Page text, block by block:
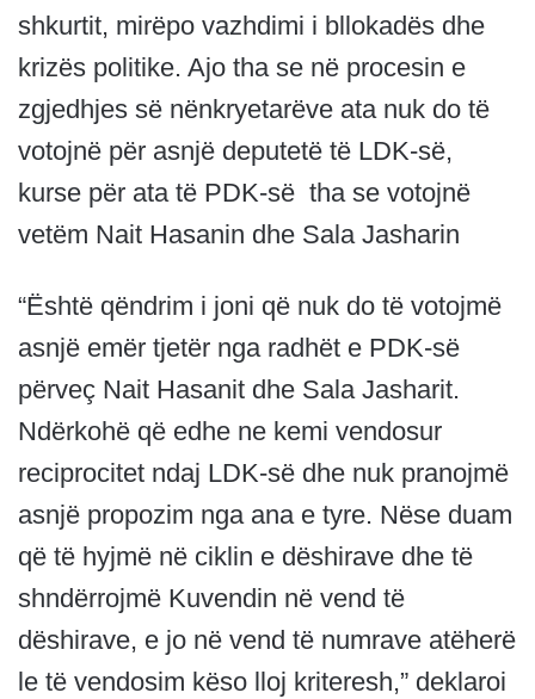
shkurtit, mirëpo vazhdimi i bllokadës dhe
krizës politike. Ajo tha se në procesin e
zgjedhjes së nënkryetarëve ata nuk do të
votojnë për asnjë deputetë të LDK-së,
kurse për ata të PDK-së tha se votojnë
vetëm Nait Hasanin dhe Sala Jasharin
“Është qëndrim i joni që nuk do të votojmë
asnjë emër tjetër nga radhët e PDK-së
përveç Nait Hasanit dhe Sala Jasharit.
Ndërkohë që edhe ne kemi vendosur
reciprocitet ndaj LDK-së dhe nuk pranojmë
asnjë propozim nga ana e tyre. Nëse duam
që të hyjmë në ciklin e dëshirave dhe të
shndërrojmë Kuvendin në vend të
dëshirave, e jo në vend të numrave atëherë
le të vendosim këso lloj kriteresh,” deklaroi